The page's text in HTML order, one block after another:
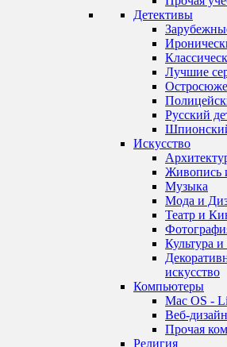
Детективы
Лучшие
Русский
Искусство
Живопись
Музыка
Мода и
Театр и
Культура
искусство
Компьютеры
Mac OS -
Веб-
Прочая
Религия